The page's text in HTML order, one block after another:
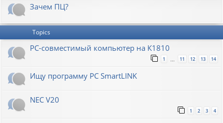
Зачем ПЦ?
Topics
PC-совместимый компьютер на К1810
1 … 11 12 13 14
Ищу программу PC SmartLINK
NEC V20
1 2 3 4